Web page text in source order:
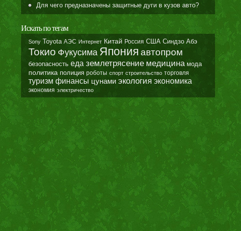
Для чего предназначены защитные дуги в кузов авто?
Искать по тегам
Sony Toyota АЭС Интернет Китай Россия США Синдзо Абэ
Токио Фукусима Япония автопром
безопасность еда землетрясение медицина мода
политика полиция роботы спорт строительство торговля
туризм финансы цунами экология экономика
экономия электричество